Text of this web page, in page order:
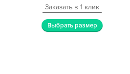
Заказать в 1 клик
Выбрать размер